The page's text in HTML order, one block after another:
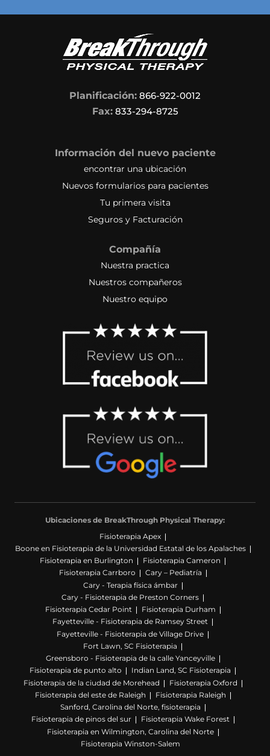
Planificación: 866-922-0012
Fax:833-294-8725
Información del nuevo paciente
encontrar una ubicación
Nuevos formularios para pacientes
Tu primera visita
Seguros y Facturación
Compañía
Nuestra practica
Nuestros compañeros
Nuestro equipo
Ubicaciones de BreakThrough Physical Therapy:
Fisioterapia Apex
Boone en Fisioterapia de la Universidad Estatal de los Apalaches
Fisioterapia en Burlington
Fisioterapia Cameron
Fisioterapia Carrboro
Cary – Pediatría
Cary - Terapia física ámbar
Cary - Fisioterapia de Preston Corners
Fisioterapia Cedar Point
Fisioterapia Durham
Fayetteville - Fisioterapia de Ramsey Street
Fayetteville - Fisioterapia de Village Drive
Fort Lawn, SC Fisioterapia
Greensboro - Fisioterapia de la calle Yanceyville
Fisioterapia de punto alto
Indian Land, SC Fisioterapia
Fisioterapia de la ciudad de Morehead
Fisioterapia Oxford
Fisioterapia del este de Raleigh
Fisioterapia Raleigh
Sanford, Carolina del Norte, fisioterapia
Fisioterapia de pinos del sur
Fisioterapia Wake Forest
Fisioterapia en Wilmington, Carolina del Norte
Fisioterapia Winston-Salem